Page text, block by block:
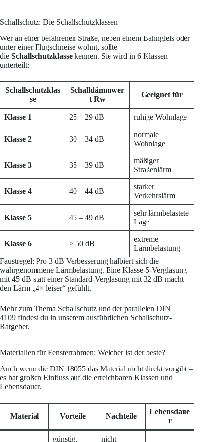
Schallschutz: Die Schallschutzklassen
Wer an einer befahrenen Straße, neben einem Bahngleis oder
unter einer Flugschneise wohnt, sollte
die Schallschutzklasse kennen. Sie wird in 6 Klassen
unterteilt:
Schallschutzklas
se
Schalldämmwer
t Rw
Geeignet für
Klasse 1 25 – 29 dB ruhige Wohnlage
Klasse 2 30 – 34 dB
normale
Wohnlage
Klasse 3 35 – 39 dB
mäßiger
Straßenlärm
Klasse 4 40 – 44 dB
starker
Verkehrslärm
Klasse 5 45 – 49 dB
sehr lärmbelastete
Lage
Klasse 6 ≥ 50 dB
extreme
Lärmbelastung
Faustregel: Pro 3 dB Verbesserung halbiert sich die
wahrgenommene Lärmbelastung. Eine Klasse-5-Verglasung
mit 45 dB statt einer Standard-Verglasung mit 32 dB macht
den Lärm „4× leiser“ gefühlt.
Mehr zum Thema Schallschutz und der parallelen DIN
4109 findest du in unserem ausführlichen Schallschutz-
Ratgeber.
Materialien für Fensterrahmen: Welcher ist der beste?
Auch wenn die DIN 18055 das Material nicht direkt vorgibt –
es hat großen Einfluss auf die erreichbaren Klassen und
Lebensdauer.
Material Vorteile Nachteile
Lebensdaue
r
günstig, nicht